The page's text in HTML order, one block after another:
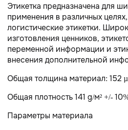
Этикетка предназначена для
применения в различных
логистические этикетки.
изготовления ценников,
переменной информации и
внесения дополнительной
Общая толщина материал: 152
Общая плотность 141 g/м² +/-
Параметры материала